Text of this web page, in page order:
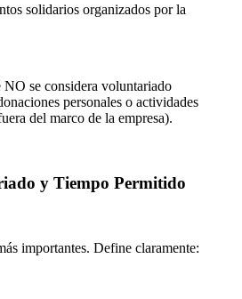
solidarios organizados por la
se considera voluntariado
personales o actividades
del marco de la empresa).
y Tiempo Permitido
importantes. Define claramente: